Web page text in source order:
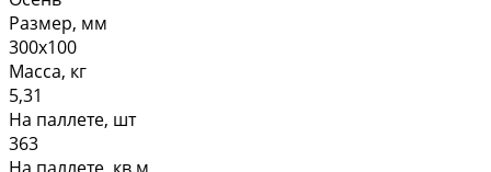
Размер, мм
300х100
Масса, кг
5,31
На паллете, шт
363
На паллете, кв.м